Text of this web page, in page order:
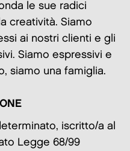
le sue radici
creatività. Siamo
ai nostri clienti e gli
Siamo espressivi e
siamo una famiglia.
iscritto/a al
Legge 68/99